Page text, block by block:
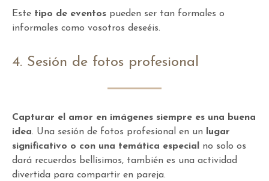
Este tipo de eventos pueden ser tan formales o
informales como vosotros deseéis.
4. Sesión de fotos profesional
Capturar el amor en imágenes siempre es una buena
idea. Una sesión de fotos profesional en un lugar
significativo o con una temática especial no solo os
dará recuerdos bellísimos, también es una actividad
divertida para compartir en pareja.